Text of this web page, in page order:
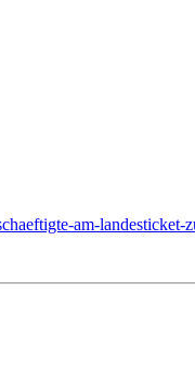
am-landesticket-